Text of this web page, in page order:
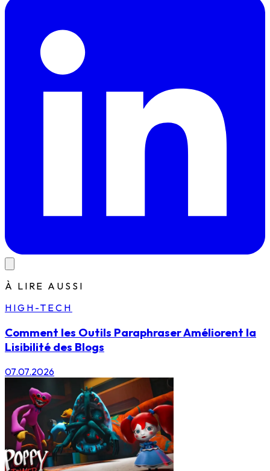
À LIRE AUSSI
HIGH-TECH
Comment les Outils Paraphraser Améliorent la
Lisibilité des Blogs
07.07.2026